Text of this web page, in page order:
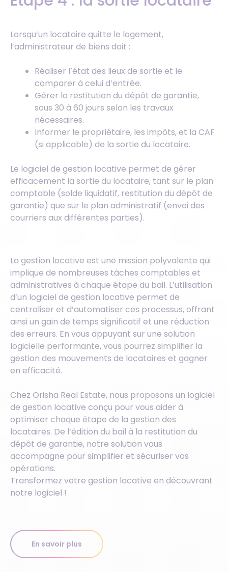
Lorsqu’un locataire quitte le logement,
l’administrateur de biens doit :
Réaliser l’état des lieux de sortie et le
comparer à celui d’entrée.
Gérer la restitution du dépôt de garantie,
sous 30 à 60 jours selon les travaux
nécessaires.
Informer le propriétaire, les impôts, et la CAF
(si applicable) de la sortie du locataire.
Le logiciel de gestion locative permet de gérer
efficacement la sortie du locataire, tant sur le plan
comptable (solde liquidatif, restitution du dépôt de
garantie) que sur le plan administratif (envoi des
courriers aux différentes parties).
La gestion locative est une mission polyvalente qui
implique de nombreuses tâches comptables et
administratives à chaque étape du bail. L’utilisation
d’un logiciel de gestion locative permet de
centraliser et d’automatiser ces processus, offrant
ainsi un gain de temps significatif et une réduction
des erreurs. En vous appuyant sur une solution
logicielle performante, vous pourrez simplifier la
gestion des mouvements de locataires et gagner
en efficacité.
Chez Orisha Real Estate, nous proposons un logiciel
de gestion locative conçu pour vous aider à
optimiser chaque étape de la gestion des
locataires. De l’édition du bail à la restitution du
dépôt de garantie, notre solution vous
accompagne pour simplifier et sécuriser vos
opérations.
Transformez votre gestion locative en découvrant
notre logiciel !
En savoir plus